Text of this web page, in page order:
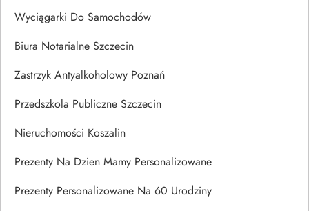
Wyciągarki Do Samochodów
Biura Notarialne Szczecin
Zastrzyk Antyalkoholowy Poznań
Przedszkola Publiczne Szczecin
Nieruchomości Koszalin
Prezenty Na Dzien Mamy Personalizowane
Prezenty Personalizowane Na 60 Urodziny